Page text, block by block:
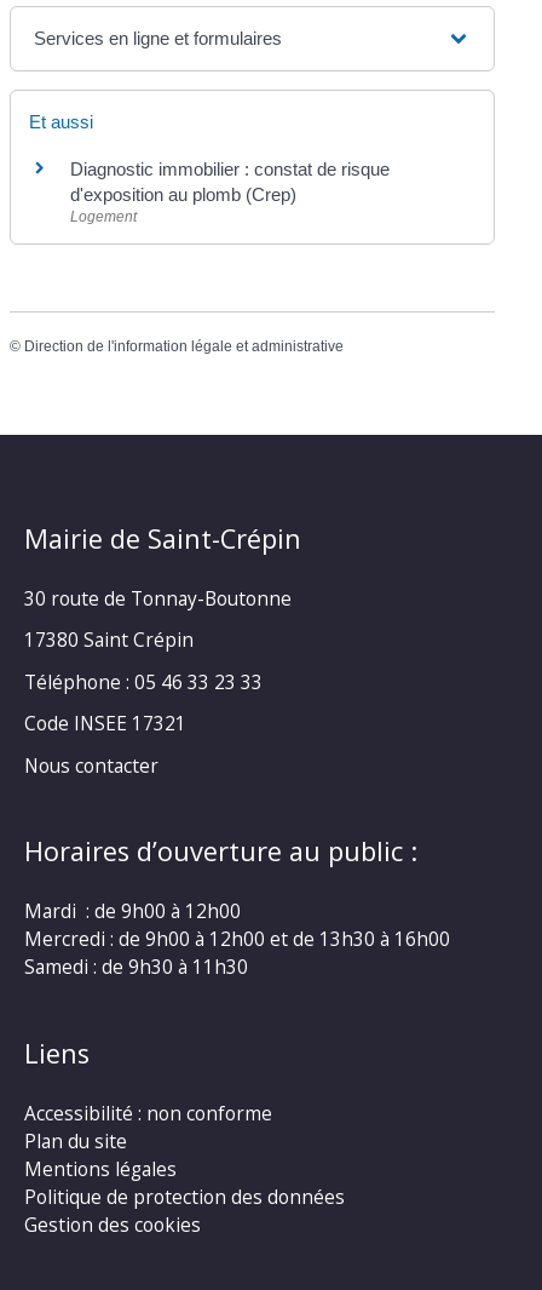
Services en ligne et formulaires
Et aussi
Diagnostic immobilier : constat de risque
d'exposition au plomb (Crep)
Logement
© Direction de l'information légale et administrative
Mairie de Saint-Crépin
30 route de Tonnay-Boutonne
17380 Saint Crépin
Téléphone : 05 46 33 23 33
Code INSEE 17321
Nous contacter
Horaires d’ouverture au public :
Mardi : de 9h00 à 12h00
Mercredi : de 9h00 à 12h00 et de 13h30 à 16h00
Samedi : de 9h30 à 11h30
Liens
Accessibilité : non conforme
Plan du site
Mentions légales
Politique de protection des données
Gestion des cookies